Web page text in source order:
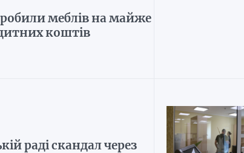
меблів на майже
коштів
раді скандал через